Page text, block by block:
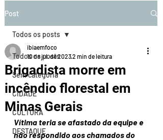
Post
Todos os posts
Sem categoria
CIDADE
CULTURA
DESTAQUE
Todos os posts
Brigadista morre em
incêndio florestal em
Minas Gerais
ibiaemfoco
10 de jul. de 20232 min de leitura
Vítima teria se afastado da equipe e
não respondido aos chamados do